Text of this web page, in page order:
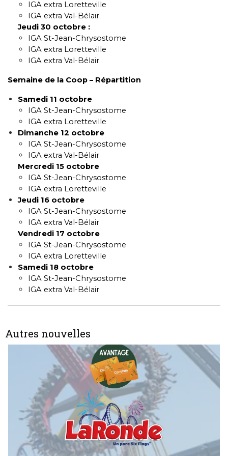
IGA extra Loretteville
IGA extra Val-Bélair
Jeudi 30 octobre :
IGA St-Jean-Chrysostome
IGA extra Loretteville
IGA extra Val-Bélair
Semaine de la Coop – Répartition
Samedi 11 octobre
IGA St-Jean-Chrysostome
IGA extra Loretteville
Dimanche 12 octobre
IGA St-Jean-Chrysostome
IGA extra Val-Bélair
Mercredi 15 octobre
IGA St-Jean-Chrysostome
IGA extra Loretteville
Jeudi 16 octobre
IGA St-Jean-Chrysostome
IGA extra Val-Bélair
Vendredi 17 octobre
IGA St-Jean-Chrysostome
IGA extra Loretteville
Samedi 18 octobre
IGA St-Jean-Chrysostome
IGA extra Val-Bélair
Autres nouvelles